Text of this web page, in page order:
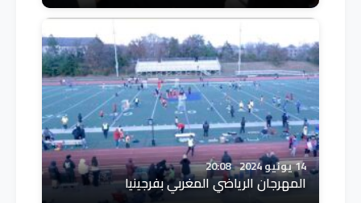
14 يونيو 2024 20:08
المهرجان الرياضي المغربي بفرجينيا